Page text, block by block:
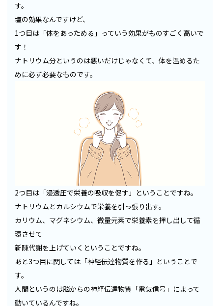
す。
塩の効果なんですけど、
1つ目は「体をあっためる」っていう効果がものすごく高いで
す！
ナトリウム分というのは悪いだけじゃなくて、体を温めるた
めに必ず必要なものです。
2つ目は「浸透圧で栄養の吸収を促す」ということですね。
ナトリウムとカルシウムで栄養を引っ張り出す。
カリウム、マグネシウム、微量元素で栄養素を押し出して循
環させて
新陳代謝を上げていくということですね。
あと3つ目に関しては「神経伝達物質を作る」ということで
す。
人間というのは脳からの神経伝達物質「電気信号」によって
動いているんですね。